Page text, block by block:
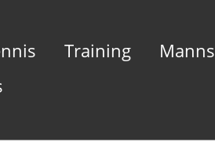
Training